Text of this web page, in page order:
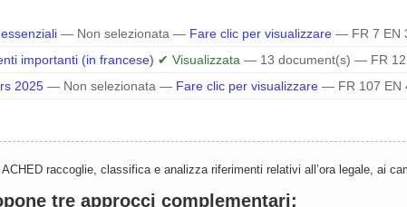
— Non selezionata — Fare clic per visualizzare — FR 7 EN
importanti (in francese) ✔ Visualizzata — 13 document(s) — FR 12
2025 — Non selezionata — Fare clic per visualizzare — FR 107 EN
ACHED raccoglie, classifica e analizza riferimenti relativi all’ora legale, ai
tre approcci complementari: